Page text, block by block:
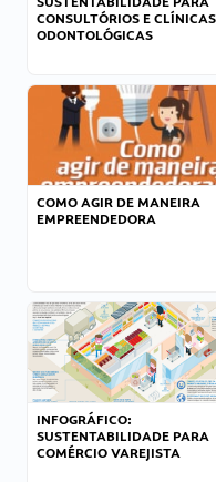
CONSULTÓRIOS E CLÍNICAS
ODONTOLÓGICAS
COMO AGIR DE MANEIRA
EMPREENDEDORA
INFOGRÁFICO:
SUSTENTABILIDADE PARA
COMÉRCIO VAREJISTA